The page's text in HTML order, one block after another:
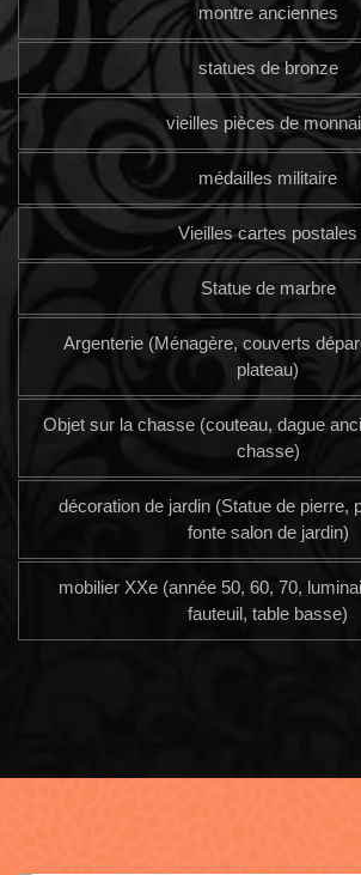
montre anciennes
statues de bronze
vieilles pièces de
médailles militaire
Vieilles cartes postales
Statue de marbre
Argenterie (Ménagère, couverts
plateau)
Objet sur la chasse (couteau, dague
chasse)
décoration de jardin (Statue de pierre,
fonte salon de jardin)
mobilier XXe (année 50, 60, 70,
fauteuil, table basse)